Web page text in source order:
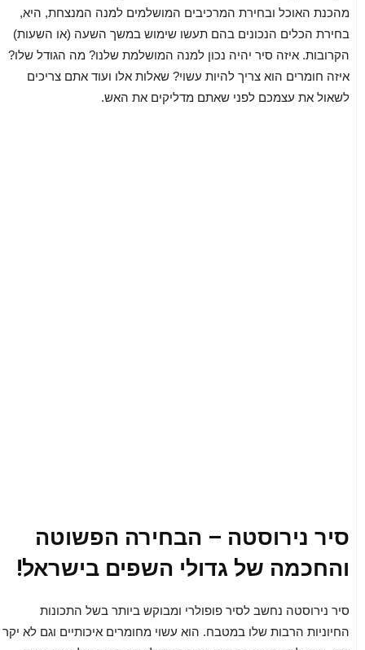
מהכנת האוכל ובחירת המרכיבים המושלמים למנה המנצחת, היא,
בחירת הכלים הנכונים בהם תעשו שימוש במשך השעה (או השעות)
הקרובות. איזה סיר יהיה נכון למנה המושלמת שלנו? מה הגודל שלו?
איזה חומרים הוא צריך להיות עשוי? שאלות אלו ועוד אתם צריכים
לשאול את עצמכם לפני שאתם מדליקים את האש.
סיר נירוסטה – הבחירה הפשוטה
והחכמה של גדולי השפים בישראל!
סיר נירוסטה נחשב לסיר פופולרי ומבוקש ביותר בשל התכונות
החיוניות הרבות שלו במטבח. הוא עשוי מחומרים איכותיים וגם לא יקר